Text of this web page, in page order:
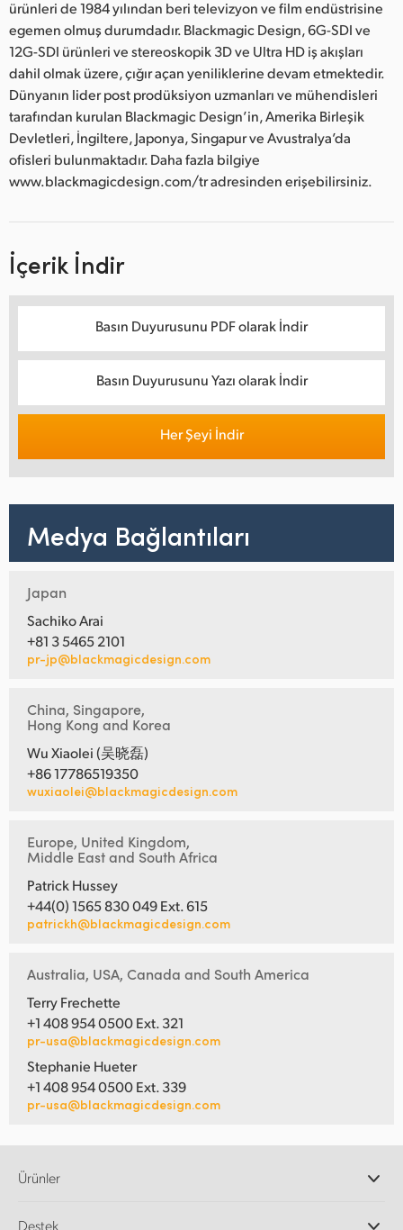
ürünleri de 1984 yılından beri televizyon ve film endüstrisine
egemen olmuş durumdadır. Blackmagic Design, 6G-SDI ve
12G-SDI ürünleri ve stereoskopik 3D ve Ultra HD iş akışları
dahil olmak üzere, çığır açan yeniliklerine devam etmektedir.
Dünyanın lider post prodüksiyon uzmanları ve mühendisleri
tarafından kurulan Blackmagic Design’in, Amerika Birleşik
Devletleri, İngiltere, Japonya, Singapur ve Avustralya’da
ofisleri bulunmaktadır. Daha fazla bilgiye
www.blackmagicdesign.com/tr adresinden erişebilirsiniz.
İçerik İndir
Basın Duyurusunu PDF olarak İndir
Basın Duyurusunu Yazı olarak İndir
Her Şeyi İndir
Medya Bağlantıları
Japan
Sachiko Arai
+81 3 5465 2101
pr-jp@blackmagicdesign.com
China, Singapore,
Hong Kong and Korea
Wu Xiaolei (吴晓磊)
+86 17786519350
wuxiaolei@blackmagicdesign.com
Europe, United Kingdom,
Middle East and South Africa
Patrick Hussey
+44(0) 1565 830 049 Ext. 615
patrickh@blackmagicdesign.com
Australia, USA, Canada and South America
Terry Frechette
+1 408 954 0500 Ext. 321
pr-usa@blackmagicdesign.com
Stephanie Hueter
+1 408 954 0500 Ext. 339
pr-usa@blackmagicdesign.com
Ürünler
Destek